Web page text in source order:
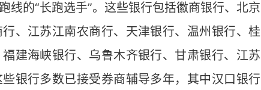
线的“长跑选手”。这些银行包括徽商银行、北京
、江苏江南农商行、天津银行、温州银行、桂
建海峡银行、乌鲁木齐银行、甘肃银行、江苏
银行多数已接受券商辅导多年，其中汉口银行